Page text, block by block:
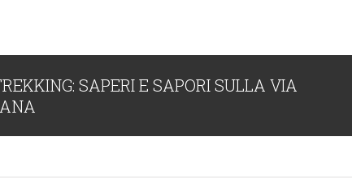
SAPERI E SAPORI SULLA VIA